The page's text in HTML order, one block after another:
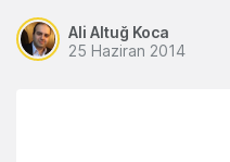
Ali Altuğ Koca
25 Haziran 2014